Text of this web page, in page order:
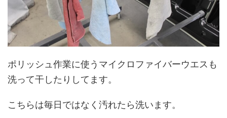
ポリッシュ作業に使うマイクロファイバーウエスも
洗って干したりしてます。
こちらは毎日ではなく汚れたら洗います。